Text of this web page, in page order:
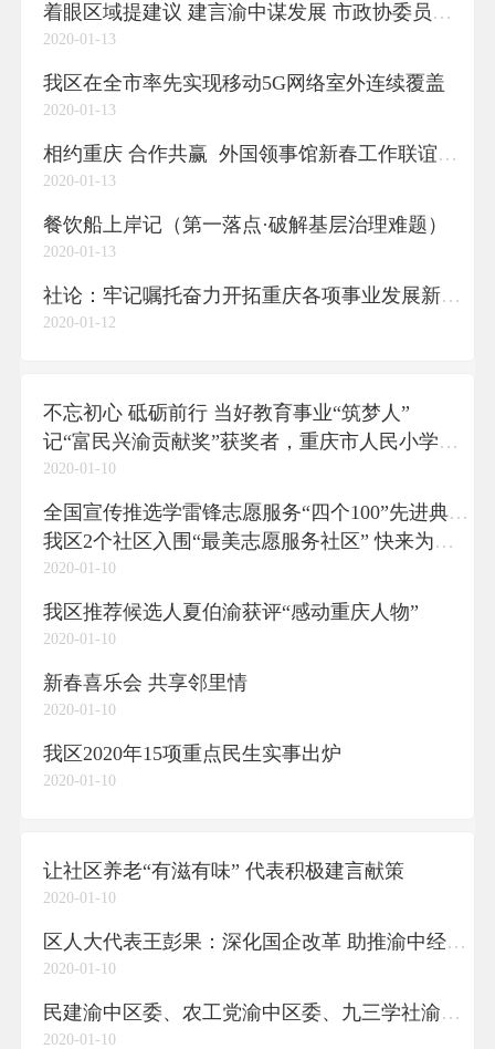
着眼区域提建议 建言渝中谋发展 市政协委员协商讨论市政府工作报告
2020-01-13
我区在全市率先实现移动5G网络室外连续覆盖
2020-01-13
相约重庆 合作共赢 外国领事馆新春工作联谊会在我区举行
2020-01-13
餐饮船上岸记（第一落点·破解基层治理难题）
2020-01-13
社论：牢记嘱托奋力开拓重庆各项事业发展新局面 ——热烈祝贺市五届人大三次会议隆重开幕
2020-01-12
不忘初心 砥砺前行 当好教育事业“筑梦人”
记“富民兴渝贡献奖”获奖者，重庆市人民小学党委书记、校长杨浪浪
2020-01-10
全国宣传推选学雷锋志愿服务“四个100”先进典型投票开始
我区2个社区入围“最美志愿服务社区” 快来为他们点赞
2020-01-10
我区推荐候选人夏伯渝获评“感动重庆人物”
2020-01-10
新春喜乐会 共享邻里情
2020-01-10
我区2020年15项重点民生实事出炉
2020-01-10
让社区养老“有滋有味” 代表积极建言献策
2020-01-10
区人大代表王彭果：深化国企改革 助推渝中经济高质量发展
2020-01-10
民建渝中区委、农工党渝中区委、九三学社渝中区委联合提案：建立完善养老服务体系 更好满足养老服务需求
2020-01-10